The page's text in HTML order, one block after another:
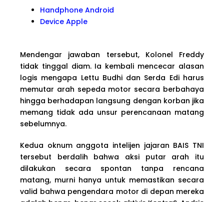
Handphone Android
Device Apple
Mendengar jawaban tersebut, Kolonel Freddy
tidak tinggal diam. Ia kembali mencecar alasan
logis mengapa Lettu Budhi dan Serda Edi harus
memutar arah sepeda motor secara berbahaya
hingga berhadapan langsung dengan korban jika
memang tidak ada unsur perencanaan matang
sebelumnya.
Kedua oknum anggota intelijen jajaran BAIS TNI
tersebut berdalih bahwa aksi putar arah itu
dilakukan secara spontan tanpa rencana
matang, murni hanya untuk memastikan secara
valid bahwa pengendara motor di depan mereka